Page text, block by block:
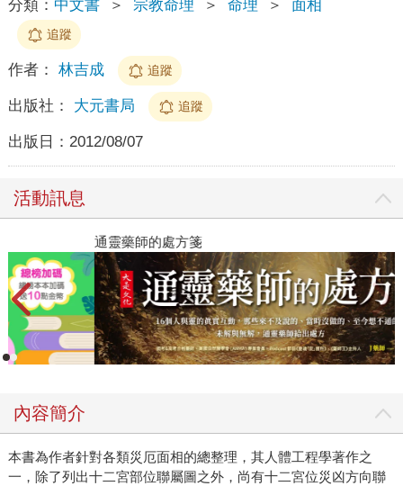
分類： 中文書 ＞ 宗教命理 ＞ 命理 ＞ 面相
追蹤
作者： 林吉成 追蹤
出版社： 大元書局 追蹤
出版日： 2012/08/07
活動訊息
閱讀漫遊錄-2026上半年暢銷榜
內容簡介
本書為作者針對各類災厄面相的總整理，其人體工程學著作之
一，除了列出十二宮部位聯屬圖之外，尚有十二宮位災凶方向聯